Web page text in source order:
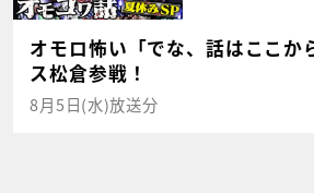
オモロ怖い「でな、話はここか
ス松倉参戦！
8月5日(水)放送分